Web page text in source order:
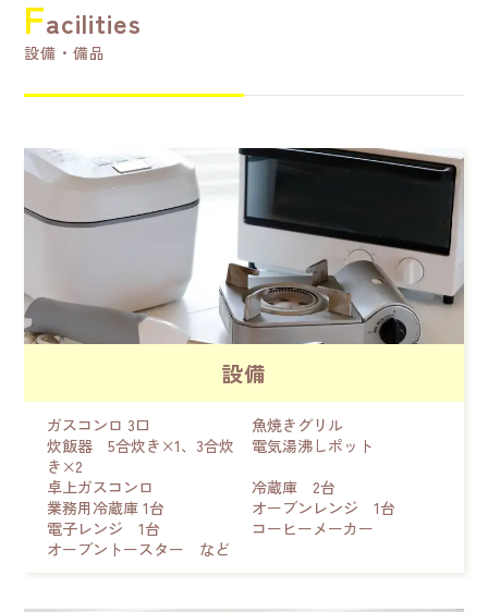
Facilities
設備・備品
設備
ガスコンロ 3口
魚焼きグリル
炊飯器 5合炊き×1、3合炊
き×2
電気湯沸しポット
卓上ガスコンロ
冷蔵庫 2台
業務用冷蔵庫 1台
オーブンレンジ 1台
電子レンジ 1台
コーヒーメーカー
オーブントースター など